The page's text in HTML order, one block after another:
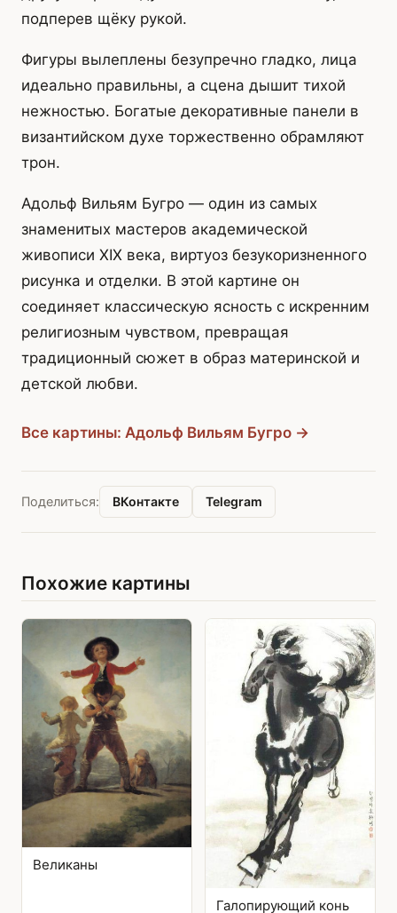
подперев щёку рукой.
Фигуры вылеплены безупречно гладко, лица
идеально правильны, а сцена дышит тихой
нежностью. Богатые декоративные панели в
византийском духе торжественно обрамляют
трон.
Адольф Вильям Бугро — один из самых
знаменитых мастеров академической
живописи XIX века, виртуоз безукоризненного
рисунка и отделки. В этой картине он
соединяет классическую ясность с искренним
религиозным чувством, превращая
традиционный сюжет в образ материнской и
детской любви.
Все картины: Адольф Вильям Бугро →
Поделиться: ВКонтакте Telegram
Похожие картины
Великаны
Галопирующий конь